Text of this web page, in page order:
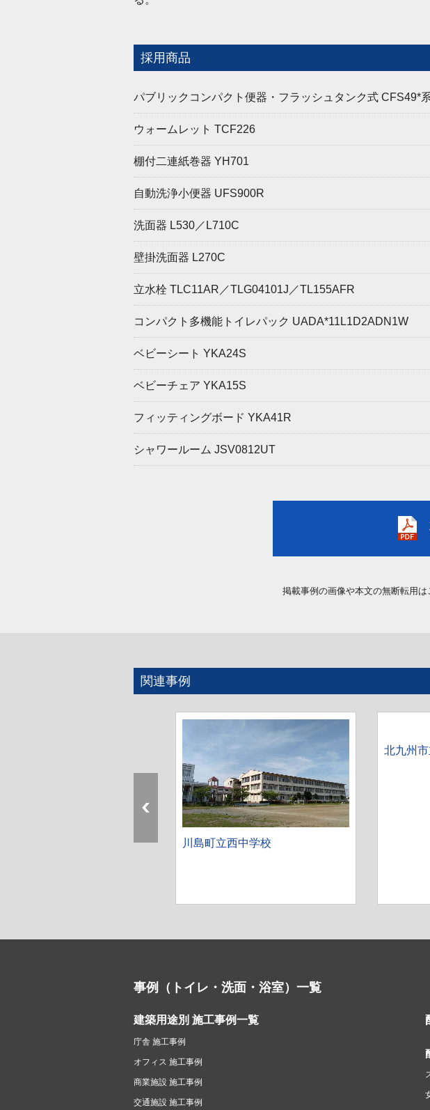
採用商品
パブリックコンパクト便器・フラッシュタンク式 CFS49*
ウォームレット TCF226
棚付二連紙巻器 YH701
自動洗浄小便器 UFS900R
洗面器 L530／L710C
壁掛洗面器 L270C
立水栓 TLC11AR／TLG04101J／TL155AFR
コンパクト多機能トイレパック UADA*11L1D2ADN1W
ベビーシート YKA24S
ベビーチェア YKA15S
フィッティングボード YKA41R
シャワールーム JSV0812UT
掲載事例の画像や本文の無断転用は
関連事例
川島町立西中学校
北九州
事例（トイレ・洗面・浴室）一覧
建築用途別 施工事例一覧
庁舎 施工事例
オフィス 施工事例
商業施設 施工事例
交通施設 施工事例